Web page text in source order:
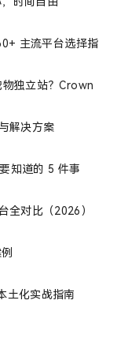
解决方案
知道的 5 件事
全对比（2026）
土化实战指南